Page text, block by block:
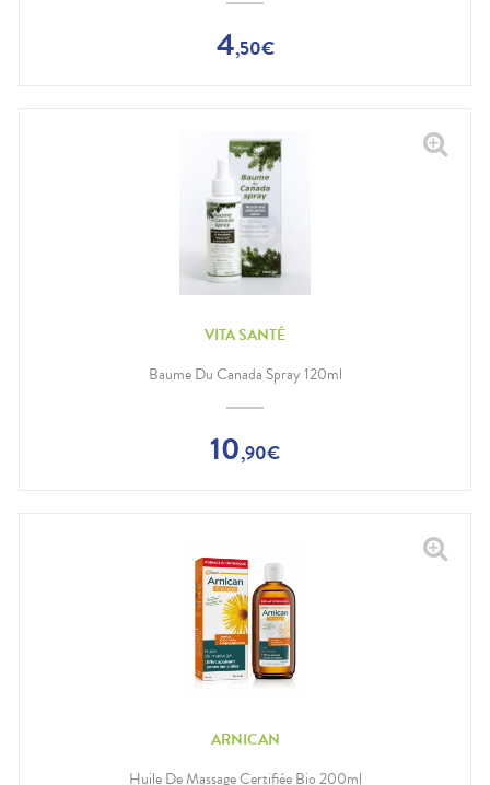
4,50€
VITA SANTÉ
Baume Du Canada Spray 120ml
10,90€
ARNICAN
Huile De Massage Certifiée Bio 200ml